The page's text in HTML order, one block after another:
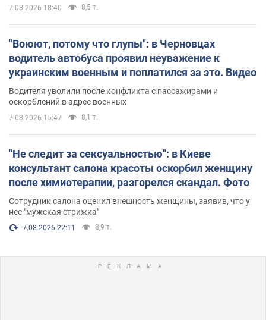
7.08.2026 18:40 8,5 т.
"Воюют, потому что глупы": в Черновцах
водитель автобуса проявил неуважение к
украинским военным и поплатился за это. Видео
Водителя уволили после конфликта с пассажирами и
оскорблений в адрес военных
7.08.2026 15:47 8,1 т.
"Не следит за сексуальностью": в Киеве
консультант салона красоты оскорбил женщину
после химиотерапии, разгорелся скандал. Фото
Сотрудник салона оценил внешность женщины, заявив, что у
нее "мужская стрижка"
7.08.2026 22:11 8,9 т.